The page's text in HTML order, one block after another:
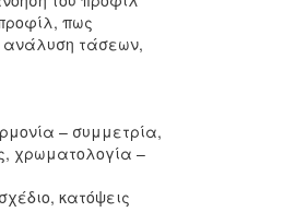
πως
ανάλυση τάσεων,
– συμμετρία,
χρωματολογία –
κατόψεις